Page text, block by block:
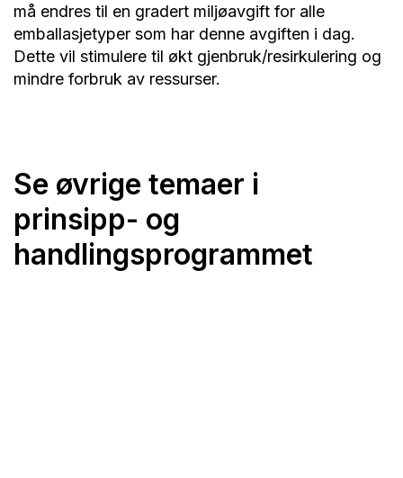
må endres til en gradert miljøavgift for alle
emballasjetyper som har denne avgiften i dag.
Dette vil stimulere til økt gjenbruk/resirkulering og
mindre forbruk av ressurser.
Se øvrige temaer i
prinsipp- og
handlingsprogrammet